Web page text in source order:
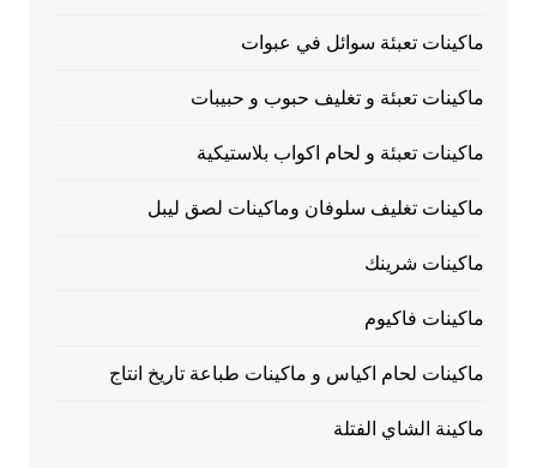
ماكينات تعبئة سوائل في عبوات
ماكينات تعبئة و تغليف حبوب و حبيبات
ماكينات تعبئة و لحام اكواب بلاستيكية
ماكينات تغليف سلوفان وماكينات لصق ليبل
ماكينات شرينك
ماكينات فاكيوم
ماكينات لحام اكياس و ماكينات طباعة تاريخ انتاج
ماكينة الشاي الفتلة